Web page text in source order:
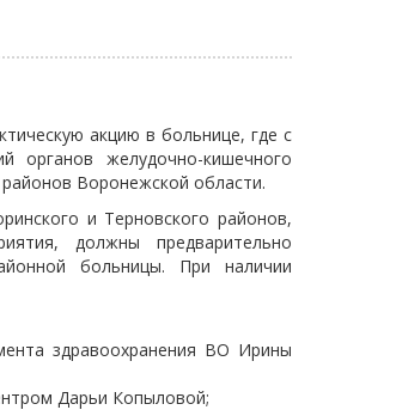
акцию в больнице, где с
органов желудочно-кишечного
Воронежской области.
и Терновского районов,
должны предварительно
больницы. При наличии
здравоохранения ВО Ирины
Дарьи Копыловой;